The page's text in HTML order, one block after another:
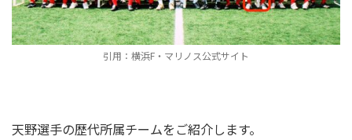
引用：横浜F・マリノス公式サイト
天野選手の歴代所属チームをご紹介します。